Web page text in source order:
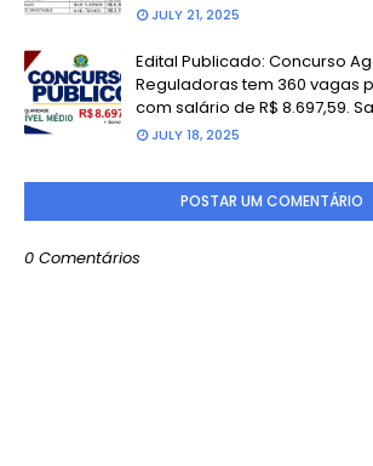
JULY 21, 2025
Edital Publicado: Concurso
Reguladoras tem 360 vagas
com salário de R$ 8.697,59.
JULY 18, 2025
POSTAR UM COMENTÁRIO
0 Comentários